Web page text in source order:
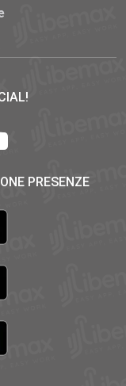
PRESENZE